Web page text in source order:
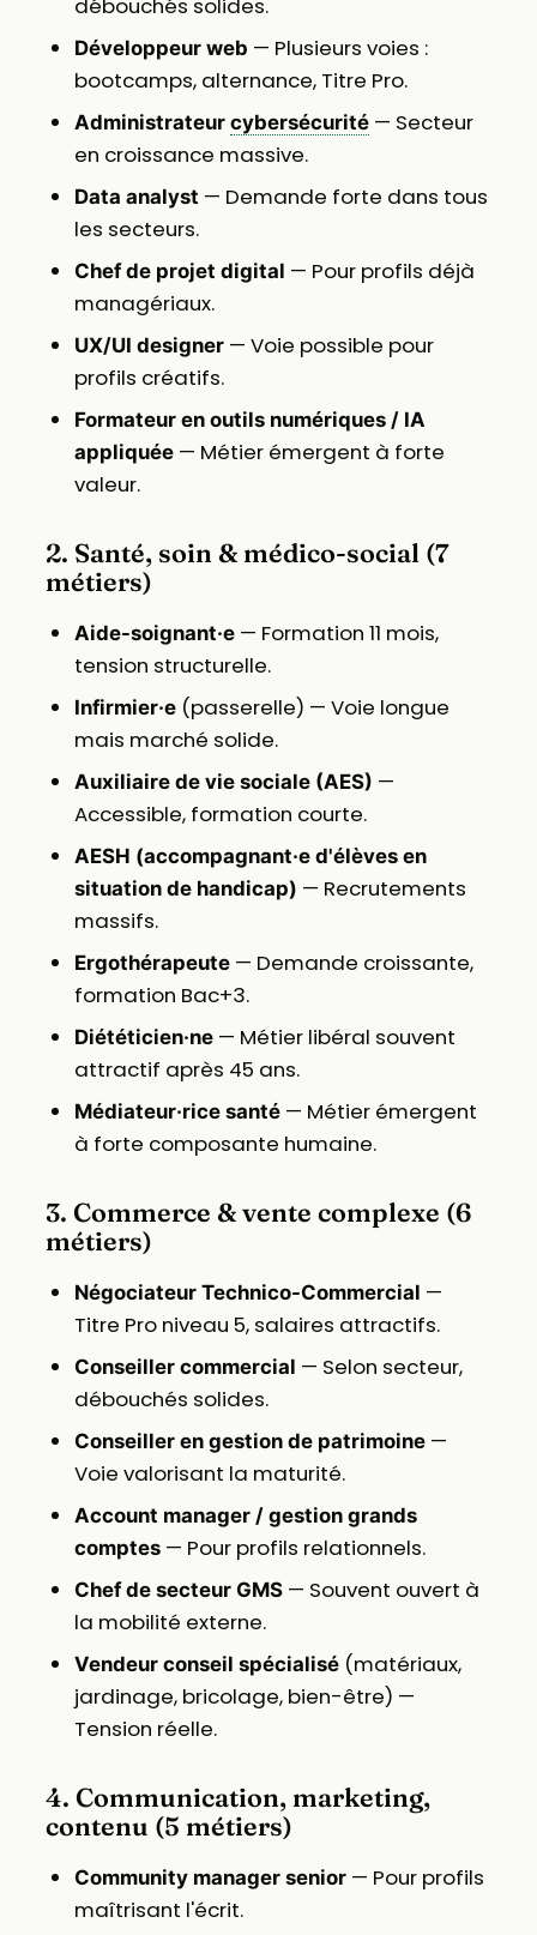
Développeur web — Plusieurs voies :
bootcamps, alternance, Titre Pro.
Administrateur cybersécurité— Secteur
en croissance massive.
Data analyst — Demande forte dans tous
les secteurs.
Chef de projet digital — Pour profils déjà
managériaux.
UX/UI designer— Voie possible pour
profils créatifs.
Formateur en outils numériques / IA
appliquée— Métier émergent à forte
valeur.
2. Santé, soin & médico-social (7
métiers)
Aide-soignant·e— Formation 11 mois,
tension structurelle.
Infirmier·e(passerelle) — Voie longue
mais marché solide.
Auxiliaire de vie sociale (AES) —
Accessible, formation courte.
AESH (accompagnant·e d'élèves en
situation de handicap) — Recrutements
massifs.
Ergothérapeute— Demande croissante,
formation Bac+3.
Diététicien·ne— Métier libéral souvent
attractif après 45 ans.
Médiateur·rice santé— Métier émergent
à forte composante humaine.
3. Commerce & vente complexe (6
métiers)
Négociateur Technico-Commercial —
Titre Pro niveau 5, salaires attractifs.
Conseiller commercial — Selon secteur,
débouchés solides.
Conseiller en gestion de patrimoine—
Voie valorisant la maturité.
Account manager / gestion grands
comptes— Pour profils relationnels.
Chef de secteur GMS— Souvent ouvert à
la mobilité externe.
Vendeur conseil spécialisé(matériaux,
jardinage, bricolage, bien-être) —
Tension réelle.
4. Communication, marketing,
contenu (5 métiers)
Community manager senior— Pour profils
maîtrisant l'écrit.